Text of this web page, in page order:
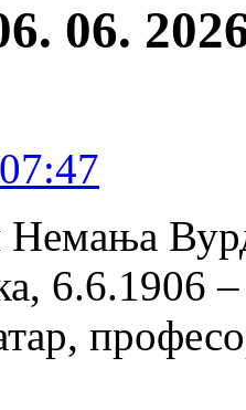
06.
Немања
6.6.1906